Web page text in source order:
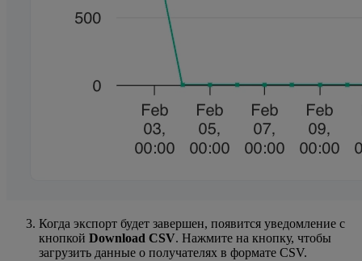
Когда экспорт будет завершен, появится уведомление с
кнопкой Download CSV. Нажмите на кнопку, чтобы
загрузить данные о получателях в формате CSV.